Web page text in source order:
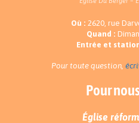
Où : 2620, rue
Quand :
Entrée et
Pour toute question,
Pour
Église